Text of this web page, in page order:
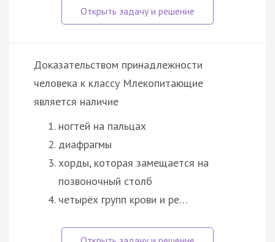
Доказательством принадлежности
человека к классу Млекопитающие
является наличие
ногтей на пальцах
диафрагмы
хорды, которая замещается на
позвоночный столб
четырёх групп крови и ре…